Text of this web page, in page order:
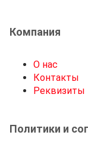
Компания
О нас
Контакты
Реквизиты
Политики и